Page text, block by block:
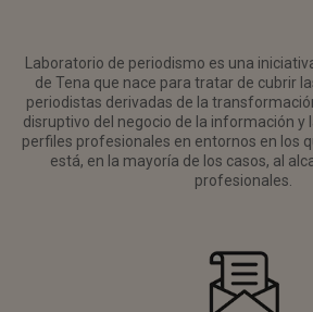
Laboratorio de periodismo es una
de Tena que nace para tratar de cubrir
periodistas derivadas de la
disruptivo del negocio de la información y
perfiles profesionales en entornos en los
está, en la mayoría de los casos, al
profesionales.